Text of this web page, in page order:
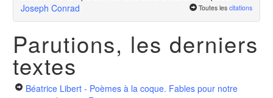
Joseph Conrad
Toutes les citations
Parutions, les derniers
textes
Béatrice Libert - Poèmes à la coque. Fables pour notre